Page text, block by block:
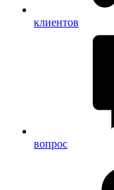
клиентов
вопрос